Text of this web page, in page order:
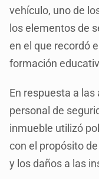
vehículo, uno de
los elementos de
en el que recordó
formación
En respuesta a
personal de
inmueble utilizó
con el propósito
y los daños a las